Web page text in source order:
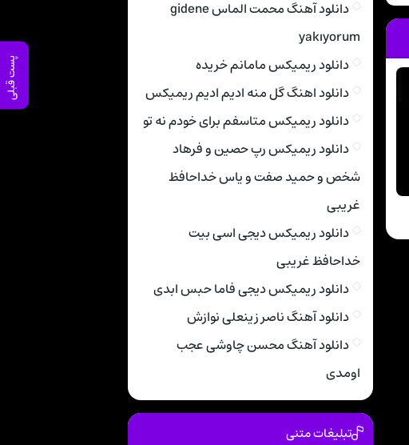
پست قبلی
دانلود آهنگ محمت الماس gidene
yakıyorum
دانلود ریمیکس مامانم خریده
دانلود اهنگ گل منه ادیم ادیم ریمیکس
دانلود ریمیکس متاسفم برای خودم نه تو
دانلود ریمیکس رپ حصین و فرهاد
شخص و حمید صفت و یاس خداحافظ
غریبی
دانلود ریمیکس دیجی اسی بیت
خداحافظ غریبی
دانلود ریمیکس دیجی فاما حبس ابدی
دانلود آهنگ ناصر زینعلی نوازش
دانلود آهنگ محسن چاوشی عجب
اومدی
تبلیغات متنی